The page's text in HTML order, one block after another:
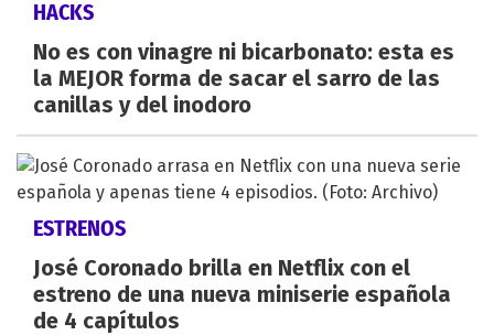
HACKS
No es con vinagre ni bicarbonato: esta es
la MEJOR forma de sacar el sarro de las
canillas y del inodoro
ESTRENOS
José Coronado brilla en Netflix con el
estreno de una nueva miniserie española
de 4 capítulos